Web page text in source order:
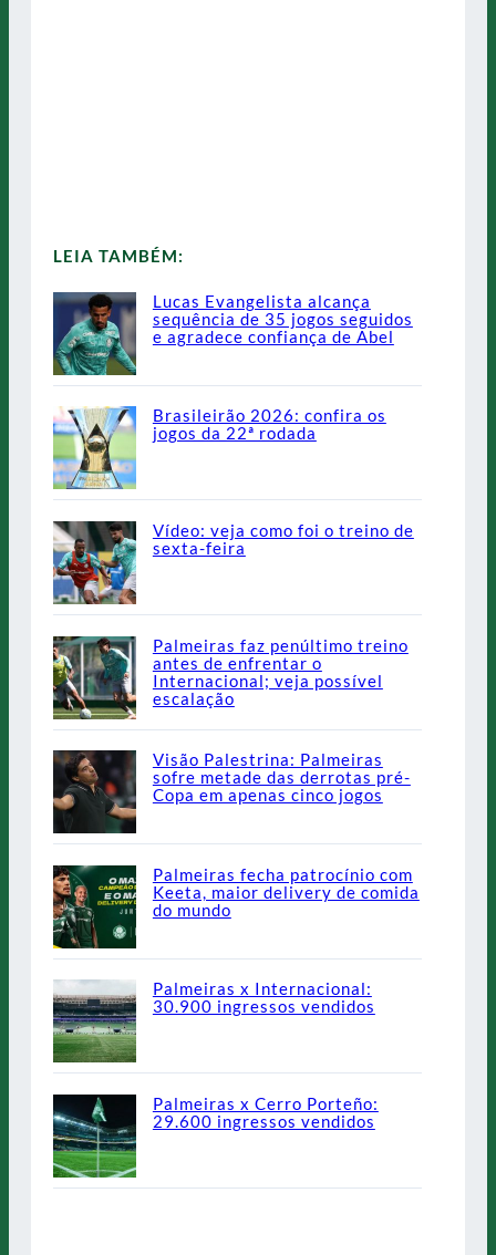
LEIA TAMBÉM:
Lucas Evangelista alcança
sequência de 35 jogos seguidos
e agradece confiança de Abel
Brasileirão 2026: confira os
jogos da 22ª rodada
Vídeo: veja como foi o treino de
sexta-feira
Palmeiras faz penúltimo treino
antes de enfrentar o
Internacional; veja possível
escalação
Visão Palestrina: Palmeiras
sofre metade das derrotas pré-
Copa em apenas cinco jogos
Palmeiras fecha patrocínio com
Keeta, maior delivery de comida
do mundo
Palmeiras x Internacional:
30.900 ingressos vendidos
Palmeiras x Cerro Porteño:
29.600 ingressos vendidos